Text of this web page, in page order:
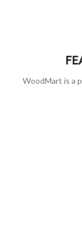
WoodMart is a